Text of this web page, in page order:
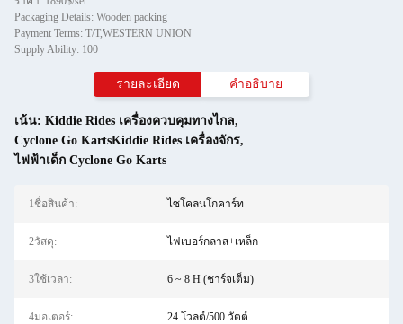
Packaging Details: Wooden packing
Payment Terms: T/T,WESTERN UNION
Supply Ability: 100
รายละเอียด คำอธิบาย
เน้น: Kiddie Rides เครื่องควบคุมทางไกล,
Cyclone Go KartsKiddie Rides เครื่องจักร,
ไฟฟ้าเด็ก Cyclone Go Karts
1ชื่อสินค้า: ไซโคลนโกคาร์ท
2วัสดุ: ไฟเบอร์กลาส+เหล็ก
3ใช้เวลา: 6 ~ 8 H (ชาร์จเต็ม)
4มอเตอร์: 24 โวลต์/500 วัตต์